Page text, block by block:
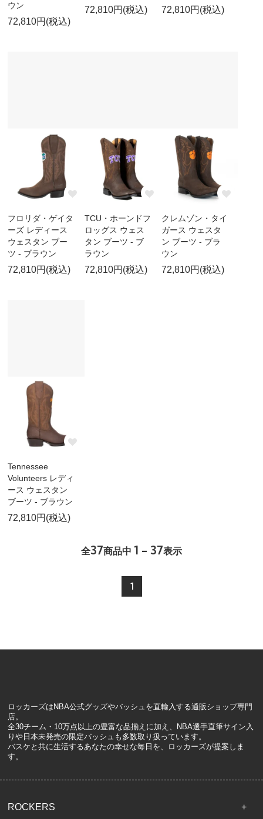
ウン
72,810円(税込)
72,810円(税込) 72,810円(税込)
フロリダ・ゲイタ
ーズ レディース
ウェスタン ブー
ツ - ブラウン
72,810円(税込)
TCU・ホーンドフ
ロッグス ウェス
タン ブーツ - ブ
ラウン
72,810円(税込)
クレムゾン・タイ
ガース ウェスタ
ン ブーツ - ブラ
ウン
72,810円(税込)
Tennessee
Volunteers レディ
ース ウェスタン
ブーツ - ブラウン
72,810円(税込)
全37商品中 1 - 37表示
1
ロッカーズはNBA公式グッズやバッシュを直輸入する通販ショップ専門
店。
全30チーム・10万点以上の豊富な品揃えに加え、NBA選手直筆サイン入
りや日本未発売の限定バッシュも多数取り扱っています。
バスケと共に生活するあなたの幸せな毎日を、ロッカーズが提案しま
す。
ROCKERS